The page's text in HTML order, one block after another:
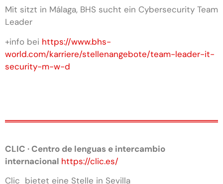
Mit sitzt in Málaga, BHS sucht ein Cybersecurity Team
Leader
+info bei https://www.bhs-
world.com/karriere/stellenangebote/team-leader-it-
security-m-w-d
CLIC · Centro de lenguas e intercambio
internacional https://clic.es/
Clic bietet eine Stelle in Sevilla